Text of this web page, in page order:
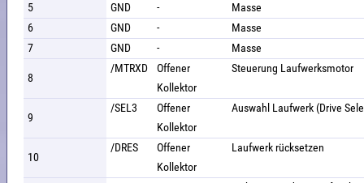
5
GND -
Masse
6
GND -
Masse
7
GND - Masse
8
/MTRXD
Offener
Kollektor
Steuerung Laufwerksmotor
9
/SEL3
Offener
Kollektor
Auswahl Laufwerk (Drive
10
/DRES
Offener
Kollektor
Laufwerk rücksetzen